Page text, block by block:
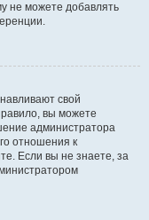
не можете добавлять
свой
вы можете
администратора
отношения к
Если вы не знаете, за